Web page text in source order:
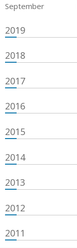
September
2019
2018
2017
2016
2015
2014
2013
2012
2011